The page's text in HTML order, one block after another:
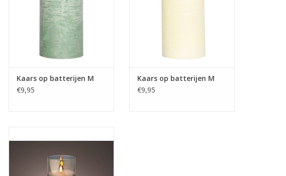
Kaars op batterijen M
€9,95
Kaars op batterijen M
€9,95
Kleur taupe
TOEVOEGEN AAN WINKELWAGEN